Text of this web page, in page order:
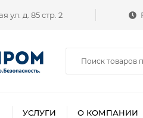
ул. д. 85 стр. 2
УСЛУГИ О КОМПАНИИ